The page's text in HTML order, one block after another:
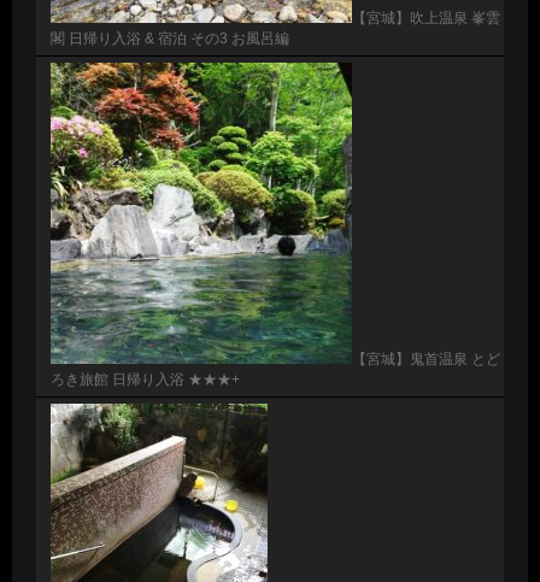
【宮城】吹上温泉 峯雲
閣 日帰り入浴 & 宿泊 その3 お風呂編
【宮城】鬼首温泉 とど
ろき旅館 日帰り入浴 ★★★+